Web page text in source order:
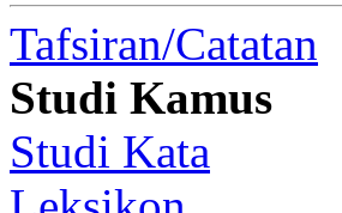
Tafsiran/Catatan
Studi Kamus
Studi Kata